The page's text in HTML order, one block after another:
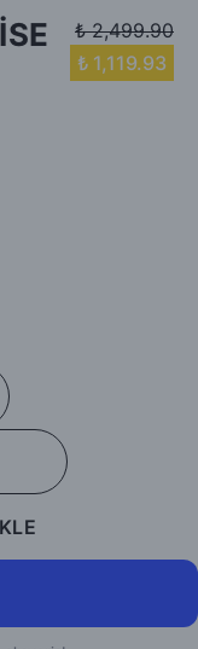
₺ 2,499.90
₺ 1,119.93